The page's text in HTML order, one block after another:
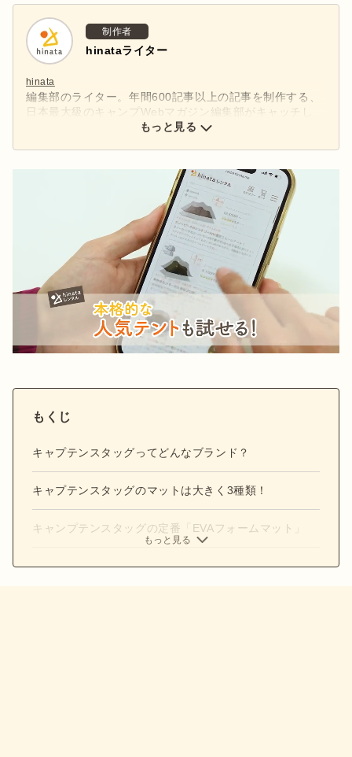
制作者
hinataライター
hinata
編集部のライター。年間600記事以上の記事を制作する、
日本最大級のキャンプWebマガジン編集部がキャッチし
た、アウトドアの最新情報をお届けします。
もっと見る
もくじ
キャプテンスタッグってどんなブランド？
キャプテンスタッグのマットは大きく3種類！
キャンプテンスタッグの定番「EVAフォームマット」
もっと見る